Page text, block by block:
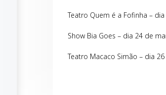
Teatro Quem é a Fofinha –
Show Bia Goes – dia 24 de
Teatro Macaco Simão – dia